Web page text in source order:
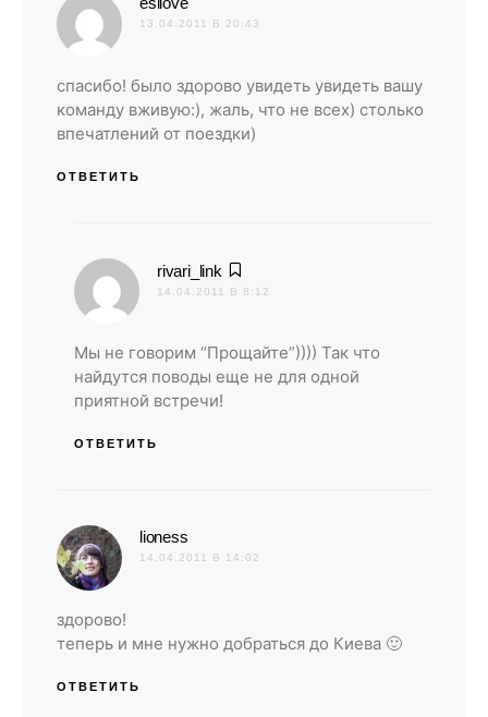
13.04.2011 В 20:43
спасибо! было здорово увидеть увидеть вашу
команду вживую:), жаль, что не всех) столько
впечатлений от поездки)
ОТВЕТИТЬ
rivari_link
14.04.2011 В 8:12
Мы не говорим “Прощайте”)))) Так что
найдутся поводы еще не для одной
приятной встречи!
ОТВЕТИТЬ
lioness
14.04.2011 В 14:02
здорово!
теперь и мне нужно добраться до Киева 🙂
ОТВЕТИТЬ